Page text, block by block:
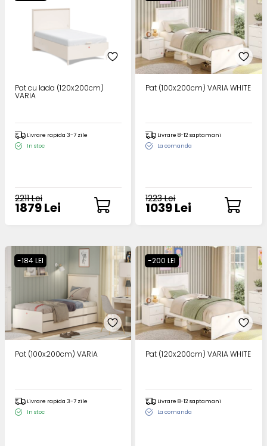
Pat cu lada (120x200cm)
VARIA
Livrare rapida 3-7 zile
In stoc
2211 Lei
1879 Lei
Pat (100x200cm) VARIA WHITE
Livrare 8-12 saptamani
La comanda
1223 Lei
1039 Lei
-184 LEI
Pat (100x200cm) VARIA
Livrare rapida 3-7 zile
In stoc
-200 LEI
Pat (120x200cm) VARIA WHITE
Livrare 8-12 saptamani
La comanda